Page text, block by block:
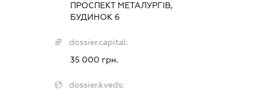
ПРОСПЕКТ МЕТАЛУРГІВ,
БУДИНОК 6
dossier.capital:
35 000 грн.
dossier.kveds: